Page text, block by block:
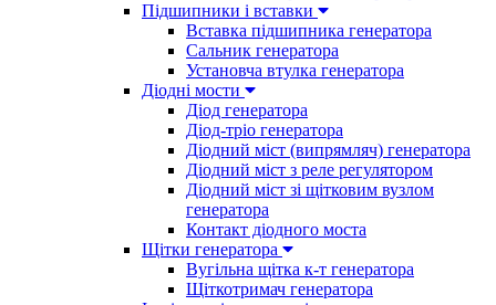
Підшипники і вставки
Вставка підшипника генератора
Сальник генератора
Установча втулка генератора
Діодні мости
Діод генератора
Діод-тріо генератора
Діодний міст (випрямляч) генератора
Діодний міст з реле регулятором
Діодний міст зі щітковим вузлом
генератора
Контакт діодного моста
Щітки генератора
Вугільна щітка к-т генератора
Щіткотримач генератора